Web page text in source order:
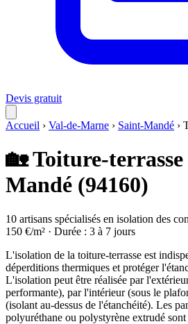
Devis gratuit
Accueil › Val-de-Marne › Saint-Mandé ›
🏡 Toiture-
Mandé (94160)
10 artisans spécialisés en isolation des
150 €/m² · Durée : 3 à 7 jours
L'isolation de la toiture-terrasse est
déperditions thermiques et protéger
L'isolation peut être réalisée par
performante), par l'intérieur (sous le
(isolant au-dessus de l'étanchéité). Les
polyuréthane ou polystyrène extrudé